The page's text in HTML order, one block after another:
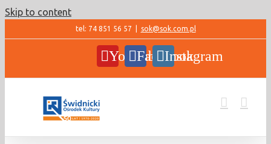
Skip to content
tel: 74 851 56 57 sok@sok.com.pl
YouTubeFacebookInstagram